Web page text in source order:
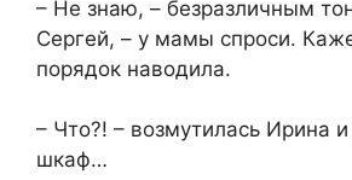
– Не знаю, – безразличным
Сергей, – у мамы спроси.
порядок наводила.
– Что?! – возмутилась Ирина и
шкаф…